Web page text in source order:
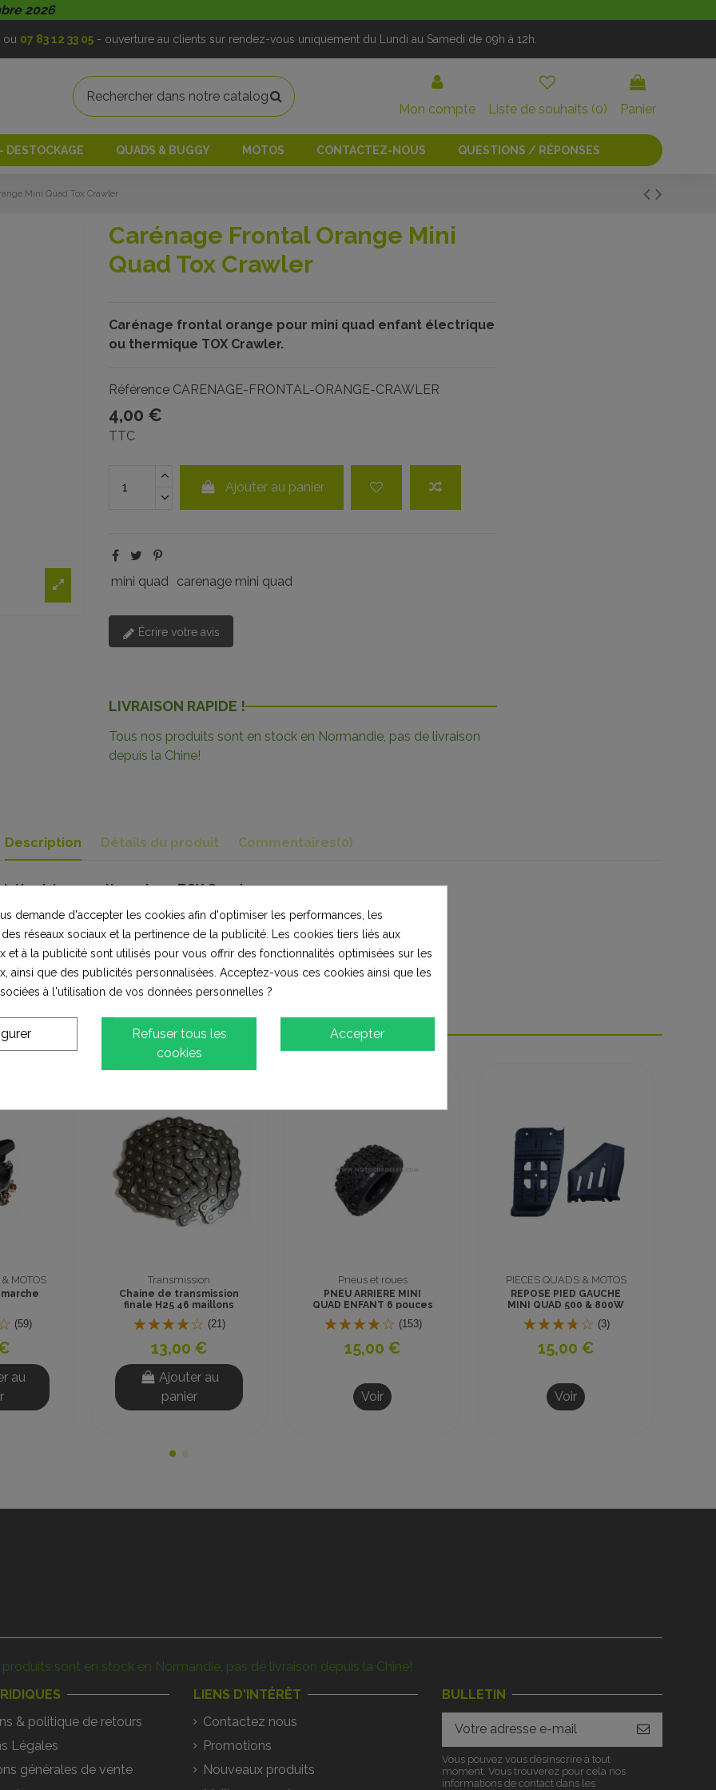
2026
ou 07 83 12 33 05- ouverture au clients sur rendez-vous uniquement du Lundi au Samedi de 09h à 12h.
Mon compte Liste de souhaits (0) Panier
DESTOCKAGE QUADS & BUGGY MOTOS CONTACTEZ-NOUS QUESTIONS / RÉPONSES
Mini Quad Tox Crawler
Carénage Frontal Orange Mini
Quad Tox Crawler
Carénage frontal orange pour mini quad enfant électrique
ou thermique TOX Crawler.
Référence CARENAGE-FRONTAL-ORANGE-CRAWLER
4,00 €
TTC
Ajouter au panier
mini quad carenage mini quad
Écrire votre avis
LIVRAISON RAPIDE !
Tous nos produits sont en stock en Normandie, pas de livraison
depuis la Chine!
Description Détails du produit Commentaires(0)
électrique ou thermique TOX Crawler.
qui ont acheté ce produit ont également acheté :
Transmission
de transmission
Ajouter au
panier
Pneus et roues
PNEU ARRIERE MINI
QUAD ENFANT 6 pouces
Voir
PIECES QUADS & MOTOS
REPOSE PIED GAUCHE
MINI QUAD 500 & 800W
PIECES QUADS & MOTOS
PIGNON 11 DENTS H25
produits sont en stock en Normandie, pas de livraison depuis la Chine!
& politique de retours
Légales
générales de vente
LIENS D'INTÉRÊT
Contactez nous
Promotions
Nouveaux produits
BULLETIN
Vous pouvez vous désinscrire à tout
moment. Vous trouverez pour cela nos
informations de contact dans les
demande d'accepter les cookies afin d'optimiser les performances, les
réseaux sociaux et la pertinence de la publicité. Les cookies tiers liés aux
et à la publicité sont utilisés pour vous offrir des fonctionnalités optimisées sur les
ainsi que des publicités personnalisées. Acceptez-vous ces cookies ainsi que les
à l'utilisation de vos données personnelles ?
Accepter
Refuser tous les
cookies